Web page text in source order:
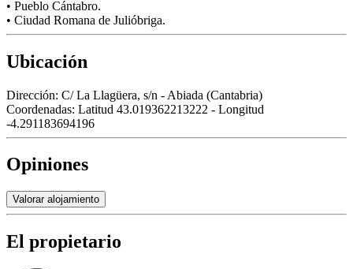
• Pueblo Cántabro.
• Ciudad Romana de Julióbriga.
Ubicación
Dirección: C/ La Llagüera, s/n - Abiada (Cantabria)
Coordenadas: Latitud 43.019362213222 - Longitud
-4.291183694196
Opiniones
Valorar alojamiento
El propietario